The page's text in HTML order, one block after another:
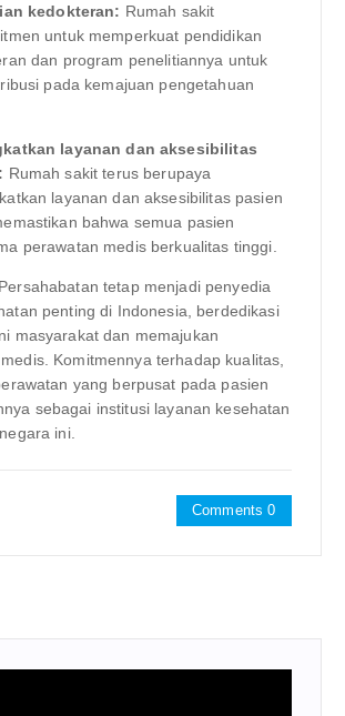
kedokteran: Rumah sakit
untuk memperkuat pendidikan
dan program penelitiannya untuk
pada kemajuan pengetahuan
layanan dan aksesibilitas
Rumah sakit terus berupaya
layanan dan aksesibilitas pasien
bahwa semua pasien
perawatan medis berkualitas tinggi.
tetap menjadi penyedia
penting di Indonesia, berdedikasi
masyarakat dan memajukan
Komitmennya terhadap kualitas,
yang berpusat pada pasien
sebagai institusi layanan kesehatan
ini.
Comments 0